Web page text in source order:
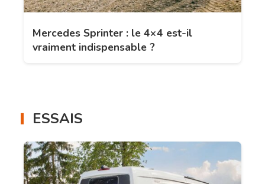
Mercedes Sprinter : le 4×4 est-il
vraiment indispensable ?
ESSAIS